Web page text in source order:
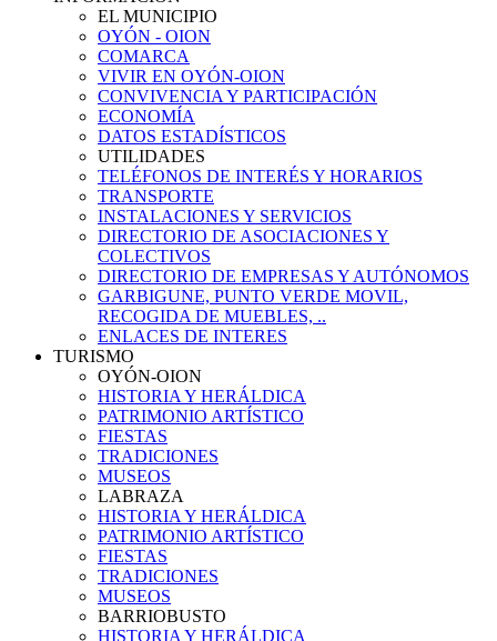
EL MUNICIPIO
OYÓN - OION
COMARCA
VIVIR EN OYÓN-OION
CONVIVENCIA Y PARTICIPACIÓN
ECONOMÍA
DATOS ESTADÍSTICOS
UTILIDADES
TELÉFONOS DE INTERÉS Y HORARIOS
TRANSPORTE
INSTALACIONES Y SERVICIOS
DIRECTORIO DE ASOCIACIONES Y
COLECTIVOS
DIRECTORIO DE EMPRESAS Y AUTÓNOMOS
GARBIGUNE, PUNTO VERDE MOVIL,
RECOGIDA DE MUEBLES, ..
ENLACES DE INTERES
TURISMO
OYÓN-OION
HISTORIA Y HERÁLDICA
PATRIMONIO ARTÍSTICO
FIESTAS
TRADICIONES
MUSEOS
LABRAZA
HISTORIA Y HERÁLDICA
PATRIMONIO ARTÍSTICO
FIESTAS
TRADICIONES
MUSEOS
BARRIOBUSTO
HISTORIA Y HERÁLDICA